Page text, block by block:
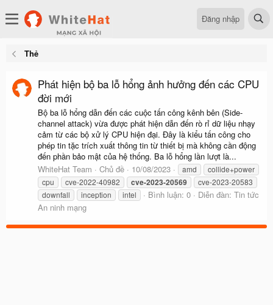
Đăng nhập
Thẻ
Phát hiện bộ ba lỗ hổng ảnh hưởng đến các CPU
đời mới
Bộ ba lỗ hổng dẫn đến các cuộc tấn công kênh bên (Side-
channel attack) vừa được phát hiện dẫn đến rò rỉ dữ liệu nhạy
cảm từ các bộ xử lý CPU hiện đại. Đây là kiểu tấn công cho
phép tin tặc trích xuất thông tin từ thiết bị mà không cần động
đến phần bảo mật của hệ thống. Ba lỗ hổng lần lượt là...
WhiteHat Team
Chủ đề 10/08/2023 amd
collide+power
cpu
cve-2022-40982 cve-2023-20569
cve-2023-20583
downfall
inception intel Bình luận: 0 Diễn đàn: Tin tức
An ninh mạng